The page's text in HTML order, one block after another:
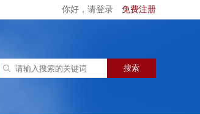
你好，请登录 免费注册